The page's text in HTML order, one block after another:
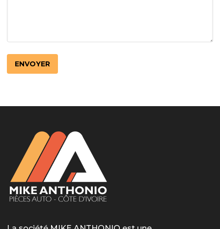
LotoMart
Бай Лото
escort barcelone
https://intimaties.net/es/category/woman-used-
used-panties-es/
eros houston
albanianescort